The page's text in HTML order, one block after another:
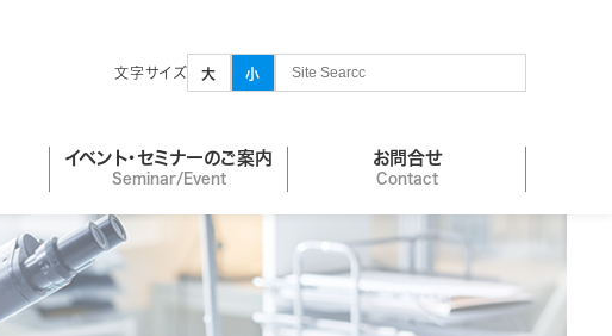
文字サイズ 大 小
イベント・セミナーのご案内
Seminar/Event
お問合せ
Contact